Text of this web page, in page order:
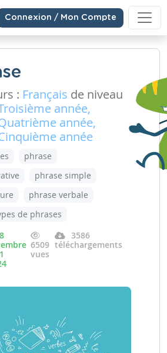
Connexion / Mon Compte
: Français de niveau
année,
année,
année
phrase
phrase simple
phrase verbale
de phrases
8
6509
vues
3586
téléchargements